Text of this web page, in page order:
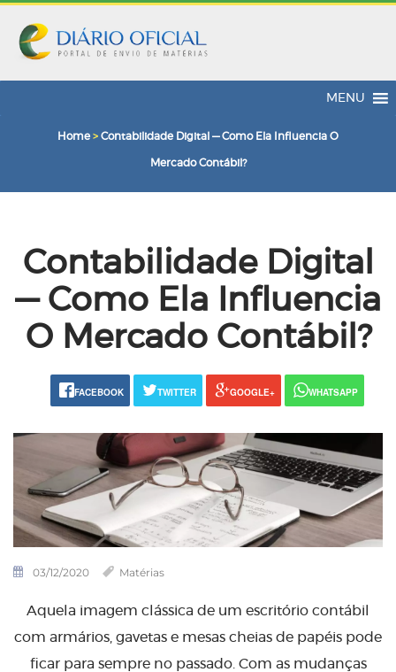
MENU
Home > Contabilidade Digital — Como Ela Influencia O
Mercado Contábil?
Contabilidade Digital
— Como Ela Influencia
O Mercado Contábil?
FACEBOOK TWITTER GOOGLE+ WHATSAPP
03/12/2020 Matérias
Aquela imagem clássica de um escritório contábil
com armários, gavetas e mesas cheias de papéis pode
ficar para sempre no passado. Com as mudanças